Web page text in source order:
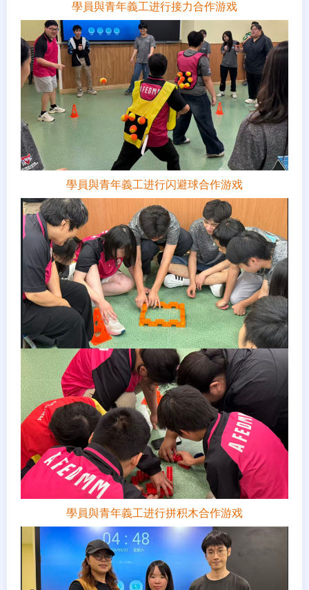
學員與青年義工进行接力合作游戏
學員與青年義工进行闪避球合作游戏
學員與青年義工进行拼积木合作游戏